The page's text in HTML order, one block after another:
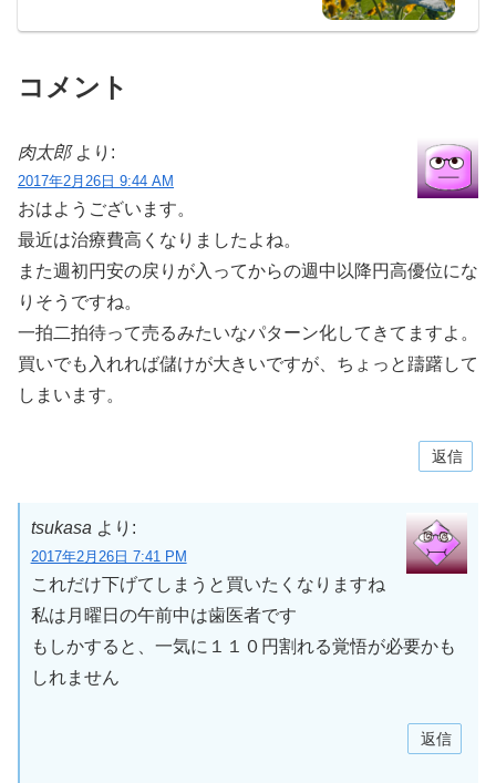
コメント
肉太郎 より:
2017年2月26日 9:44 AM
おはようございます。
最近は治療費高くなりましたよね。
また週初円安の戻りが入ってからの週中以降円高優位にな
りそうですね。
一拍二拍待って売るみたいなパターン化してきてますよ。
買いでも入れれば儲けが大きいですが、ちょっと躊躇して
しまいます。
返信
tsukasa より:
2017年2月26日 7:41 PM
これだけ下げてしまうと買いたくなりますね
私は月曜日の午前中は歯医者です
もしかすると、一気に１１０円割れる覚悟が必要かも
しれません
返信